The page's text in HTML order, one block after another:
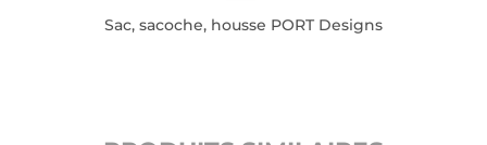
Sac, sacoche, housse PORT Designs